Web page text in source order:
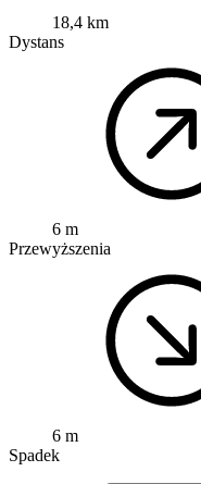
18,4 km
Dystans
6 m
Przewyższenia
6 m
Spadek